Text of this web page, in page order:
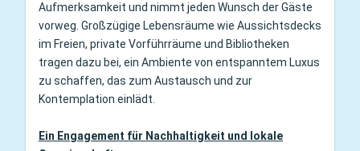
Aufmerksamkeit und nimmt jeden Wunsch der Gäste
vorweg. Großzügige Lebensräume wie Aussichtsdecks
im Freien, private Vorführräume und Bibliotheken
tragen dazu bei, ein Ambiente von entspanntem Luxus
zu schaffen, das zum Austausch und zur
Kontemplation einlädt.
Ein Engagement für Nachhaltigkeit und lokale